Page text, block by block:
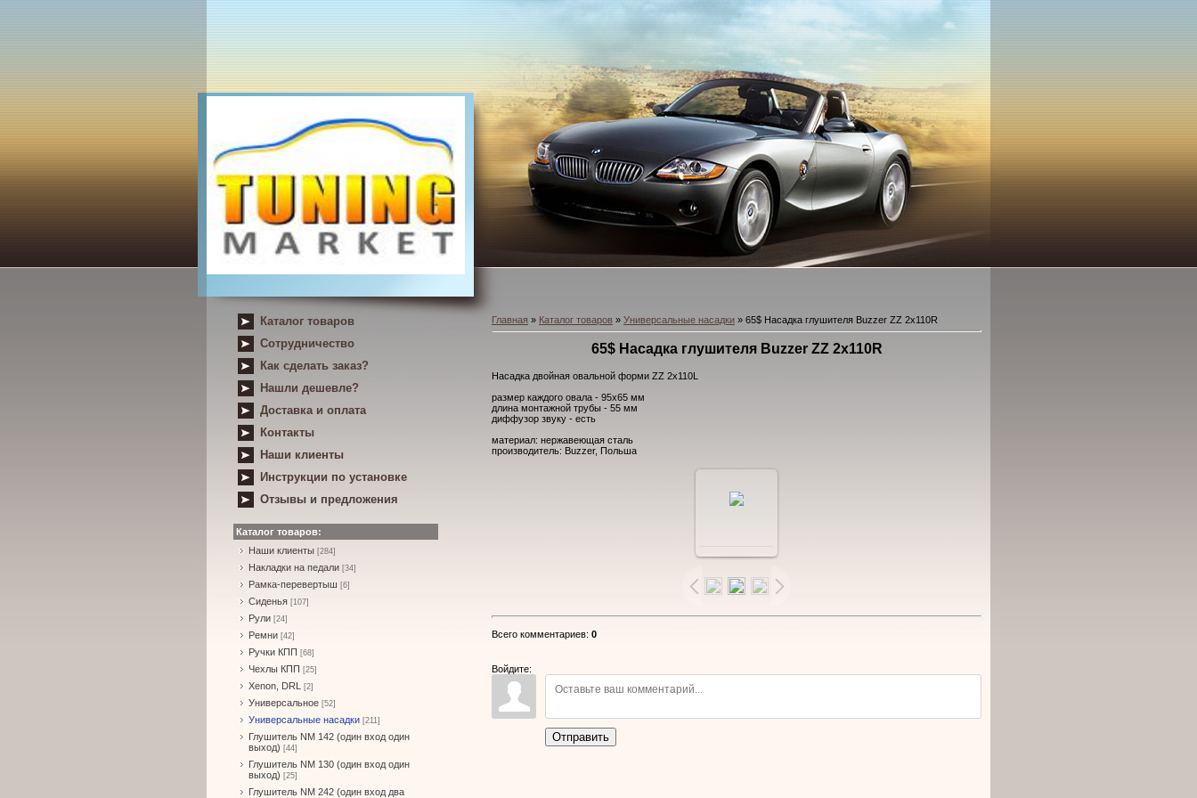
Каталог товаров
Сотрудничество
Как сделать заказ?
Нашли дешевле?
Доставка и оплата
Контакты
Наши клиенты
Инструкции по установке
Отзывы и предложения
Каталог товаров:
Наши клиенты [284]
Накладки на педали [34]
Рамка-перевертыш [6]
Сиденья [107]
Рули [24]
Ремни [42]
Ручки КПП [68]
Чехлы КПП [25]
Xenon, DRL [2]
Универсальное [52]
Универсальные насадки [211]
Глушитель NM 142 (один вход один
выход) [44]
Глушитель NM 130 (один вход один
выход) [25]
Глушитель NM 242 (один вход два
Главная » Каталог товаров » Универсальные насадки » 65$ Насадка глушителя Buzzer ZZ 2x110R
65$ Насадка глушителя Buzzer ZZ 2x110R
Насадка двойная овальной форми ZZ 2x110L
размер каждого овала - 95х65 мм
длина монтажной трубы - 55 мм
диффузор звуку - есть
материал: нержавеющая сталь
производитель: Buzzer, Польша
размере
Всего комментариев: 0
Войдите:
Отправить